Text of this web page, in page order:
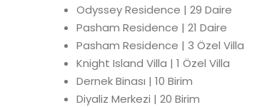
Odyssey Residence | 29 Daire
Pasham Residence | 21 Daire
Pasham Residence | 3 Özel Villa
Knight Island Villa | 1 Özel Villa
Dernek Binası | 10 Birim
Diyaliz Merkezi | 20 Birim